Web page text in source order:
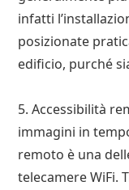
infatti
posizionate
edificio, purché
5. Accessibilità
immagini in
remoto è una
telecamere WiFi.